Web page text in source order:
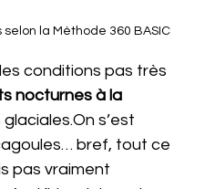
la Méthode 360 BASIC
conditions pas très
nocturnes à la
s’est
bref, tout ce
pas vraiment